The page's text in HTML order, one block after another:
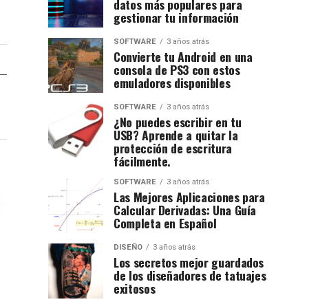
datos más populares para
gestionar tu información
SOFTWARE 3 años atrás
Convierte tu Android en una
consola de PS3 con estos
emuladores disponibles
SOFTWARE 3 años atrás
¿No puedes escribir en tu
USB? Aprende a quitar la
protección de escritura
fácilmente.
SOFTWARE 3 años atrás
Las Mejores Aplicaciones para
Calcular Derivadas: Una Guía
Completa en Español
DISEÑO 3 años atrás
Los secretos mejor guardados
de los diseñadores de tatuajes
exitosos